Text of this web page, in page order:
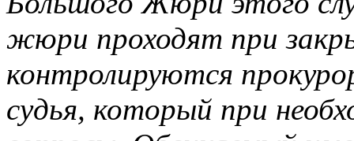
жюри проходят при
контролируются
судья, который при